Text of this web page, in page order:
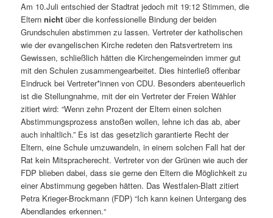
Am 10.Juli entschied der Stadtrat jedoch mit 19:12 Stimmen, die
Elternnicht über die konfessionelle Bindung der beiden
Grundschulen abstimmen zu lassen. Vertreter der katholischen
wie der evangelischen Kirche redeten den Ratsvertretern ins
Gewissen, schließlich hätten die Kirchengemeinden immer gut
mit den Schulen zusammengearbeitet. Dies hinterließ offenbar
Eindruck bei Vertreter*innen von CDU. Besonders abenteuerlich
ist die Stellungnahme, mit der ein Vertreter der Freien Wähler
zitiert wird: “Wenn zehn Prozent der Eltern einen solchen
Abstimmungsprozess anstoßen wollen, lehne ich das ab, aber
auch inhaltlich.” Es ist das gesetzlich garantierte Recht der
Eltern, eine Schule umzuwandeln, in einem solchen Fall hat der
Rat kein Mitspracherecht. Vertreter von der Grünen wie auch der
FDP blieben dabei, dass sie gerne den Eltern die Möglichkeit zu
einer Abstimmung gegeben hätten. Das Westfalen-Blatt zitiert
Petra Krieger-Brockmann (FDP) “Ich kann keinen Untergang des
Abendlandes erkennen.“